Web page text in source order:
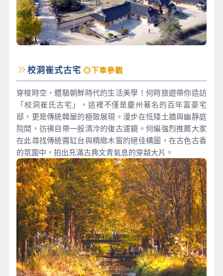
校洞崔式古宅 ◎下車參觀
穿梭時空，體驗朝鮮時代的生活美學！何時旅遊帶你造訪
「校洞崔氏古宅」，這裡不僅是慶州著名的百年富豪宅
邸，更是傳統韓屋的極致展現。漫步在低矮土牆與幽靜庭
院間，彷彿自帶一股清冷的復古濾鏡。何編強烈推薦大家
在此尋找傳統醬缸台與精緻木窗的絕佳構圖，在古色古香
的氛圍中，拍出充滿古典文青氣息的穿越大片。